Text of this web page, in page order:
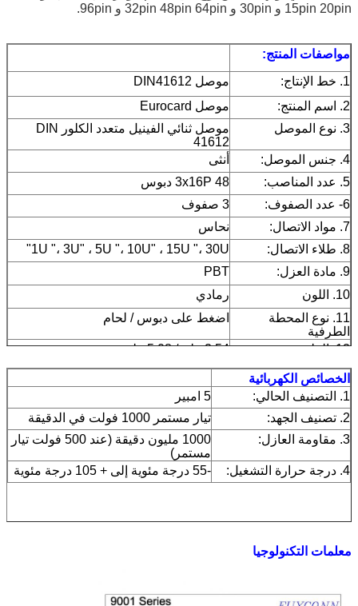
15pin 20pin و 30pin و 32pin 48pin 64pin و 96pin.
مواصفات المنتج:
1. خط الإنتاج:
موصل DIN41612
2. اسم المنتج:
موصل Eurocard
3. نوع الموصل
موصل ثنائي الفينيل متعدد الكلور DIN
41612
4. جنس الموصل:
أنثى
5. عدد المناصب:
3x16P 48 دبوس
6- عدد الصفوف:
3 صفوف
7. مواد الاتصال:
نحاس
8. طلاء الاتصال:
1U "، 3U" ، 5U "، 10U" ، 15U "، 30U"
9. مادة العزل:
PBT
10. اللون
رمادي
11. نوع المحطة
الطرفية
اضغط على دبوس / لحام
12. الملعب 2.54 ملم / 5.08 ملم
الخصائص الكهربائية
1. التصنيف الحالي:
5 امبير
2. تصنيف الجهد:
تيار مستمر 1000 فولت في الدقيقة
3. مقاومة العازل:
1000 مليون دقيقة (عند 500 فولت تيار
مستمر)
4. درجة حرارة التشغيل:
-55 درجة مئوية إلى + 105 درجة مئوية
معلمات التكنولوجيا